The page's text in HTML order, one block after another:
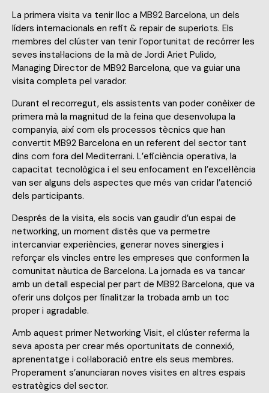
La primera visita va tenir lloc a MB92 Barcelona, un dels
líders internacionals en refit & repair de superiots. Els
membres del clúster van tenir l’oportunitat de recórrer les
seves instal·lacions de la mà de Jordi Ariet Pulido,
Managing Director de MB92 Barcelona, que va guiar una
visita completa pel varador.
Durant el recorregut, els assistents van poder conèixer de
primera mà la magnitud de la feina que desenvolupa la
companyia, així com els processos tècnics que han
convertit MB92 Barcelona en un referent del sector tant
dins com fora del Mediterrani. L’eficiència operativa, la
capacitat tecnològica i el seu enfocament en l’excel·lència
van ser alguns dels aspectes que més van cridar l’atenció
dels participants.
Després de la visita, els socis van gaudir d’un espai de
networking, un moment distès que va permetre
intercanviar experiències, generar noves sinergies i
reforçar els vincles entre les empreses que conformen la
comunitat nàutica de Barcelona. La jornada es va tancar
amb un detall especial per part de MB92 Barcelona, que va
oferir uns dolços per finalitzar la trobada amb un toc
proper i agradable.
Amb aquest primer Networking Visit, el clúster referma la
seva aposta per crear més oportunitats de connexió,
aprenentatge i col·laboració entre els seus membres.
Properament s’anunciaran noves visites en altres espais
estratègics del sector.